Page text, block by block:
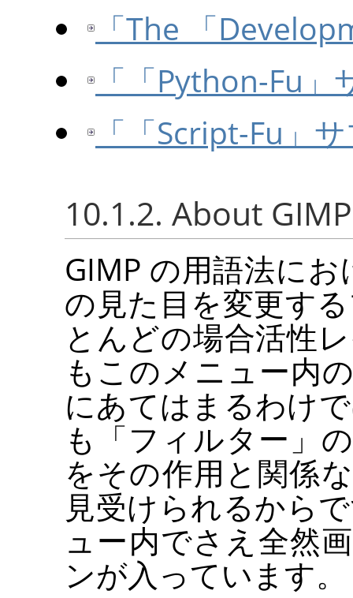
「The
「
「 「Python-Fu 」
「 「Script-Fu 」
10.1.2. About GIMP
GIMP の用語法に
の見た目を変更す
とんどの場合活性
もこのメニュー内
にあてはまるわけ
も 「フィルター 」
をその作用と関係
見受けられるから
ュー内でさえ全然
ンが入っています。